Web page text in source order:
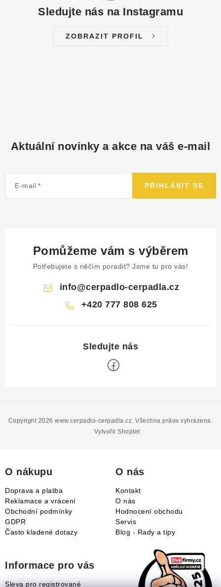
Sledujte nás na Instagramu
ZOBRAZIT PROFIL
Aktuální novinky a akce na váš e-mail
E-mail PŘIHLÁSIT SE
Pomůžeme vám s výběrem
Potřebujete s něčím poradit? Jsme tu pro vás!
info@cerpadlo-cerpadla.cz
+420 777 808 625
Vytvořil Shoptet
Copyright 2026www.cerpadlo-cerpadla.cz. Všechna práva vyhrazena.
O nákupu
Doprava a platba
Reklamace a vrácení
Obchodní podmínky
GDPR
Často kladené dotazy
O nás
Kontakt
O nás
Hodnocení obchodu
Servis
Blog - Rady a tipy
Informace pro vás
Sleva pro registrované